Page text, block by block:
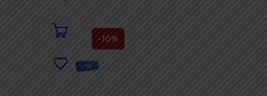
535,00€.
-10%